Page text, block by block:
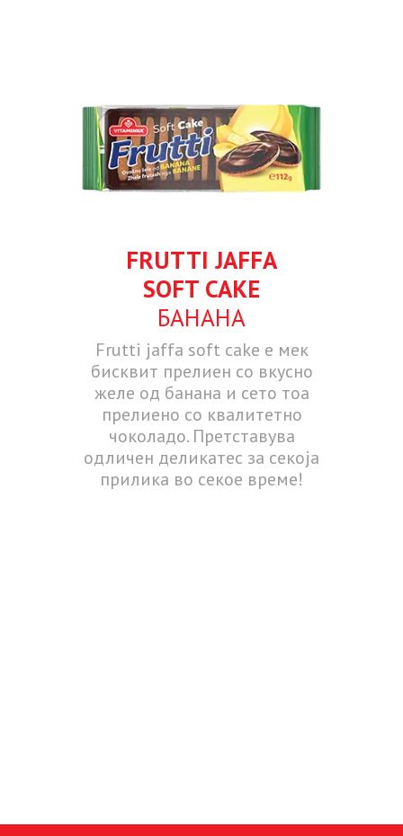
FRUTTI JAFFA
SOFT CAKE
БАНАНА
Frutti jaffa soft cake е мек
бисквит прелиен со вкусно
желе од банана и сето тоа
прелиено со квалитетно
чоколадо. Претставува
одличен деликатес за секоја
прилика во секое време!